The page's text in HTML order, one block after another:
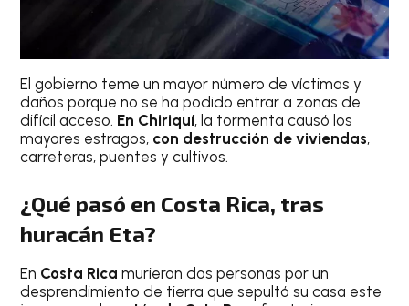
El gobierno teme un mayor número de víctimas y
daños porque no se ha podido entrar a zonas de
difícil acceso. En Chiriquí, la tormenta causó los
mayores estragos, con destrucción de viviendas,
carreteras, puentes y cultivos.
¿Qué pasó en Costa Rica, tras
huracán Eta?
En Costa Rica murieron dos personas por un
desprendimiento de tierra que sepultó su casa este